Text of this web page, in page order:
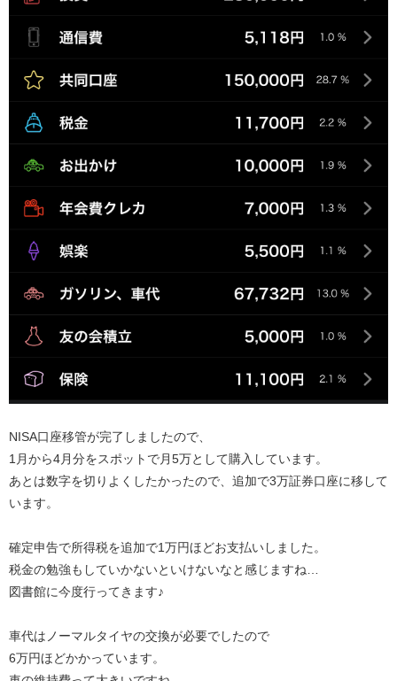
NISA口座移管が完了しましたので、
1月から4月分をスポットで月5万として購入しています。
あとは数字を切りよくしたかったので、追加で3万証券口座に移して
います。
確定申告で所得税を追加で1万円ほどお支払いしました。
税金の勉強もしていかないといけないなと感じますね…
図書館に今度行ってきます♪
車代はノーマルタイヤの交換が必要でしたので
6万円ほどかかっています。